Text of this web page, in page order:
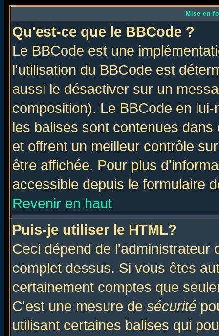
Mise en
Qu'est-ce que le BBCode ?
Le BBCode est une
l'utilisation du BBCode est
aussi le désactiver sur un
composition). Le BBCode en
les balises sont contenues
et offrent un meilleur contrôle
être affichée. Pour plus
accessible depuis le formulaire
Revenir en haut
Puis-je utiliser le HTML?
Ceci dépend de l'administrateur
complet dessus. Si vous êtes
certainement comptes que
C'est une mesure de sécurité
utilisant certaines balises qui